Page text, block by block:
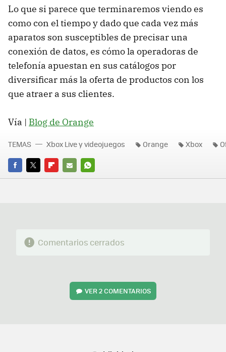
Lo que si parece que terminaremos viendo es
como con el tiempo y dado que cada vez más
aparatos son susceptibles de precisar una
conexión de datos, es cómo la operadoras de
telefonía apuestan en sus catálogos por
diversificar más la oferta de productos con los
que atraer a sus clientes.
Vía | Blog de Orange
FACEBOOK
TWITTERFLIPBOARD
E-
WHATSAPP
TEMAS Xbox Live y videojuegos Orange Xbox
Comentarios cerrados
VER2 COMENTARIOS